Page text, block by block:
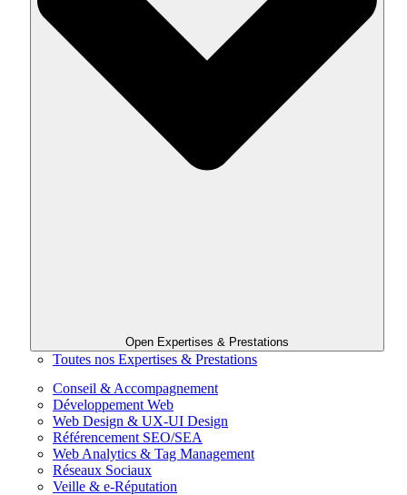
Open Expertises & Prestations
Toutes nos Expertises & Prestations
Conseil & Accompagnement
Développement Web
Web Design & UX-UI Design
Référencement SEO/SEA
Web Analytics & Tag Management
Réseaux Sociaux
Veille & e-Réputation